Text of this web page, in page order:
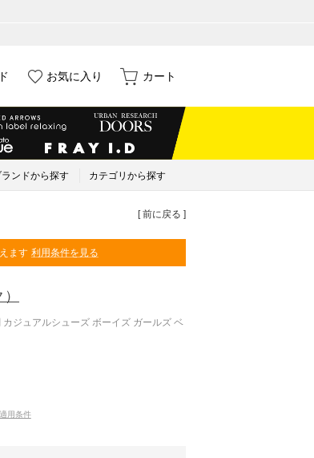
お気に入り カート
ランドから探す カテゴリから探す
[ 前に戻る ]
ます 利用条件を見る
ジュアルシューズ ボーイズ ガールズ ベ
用条件